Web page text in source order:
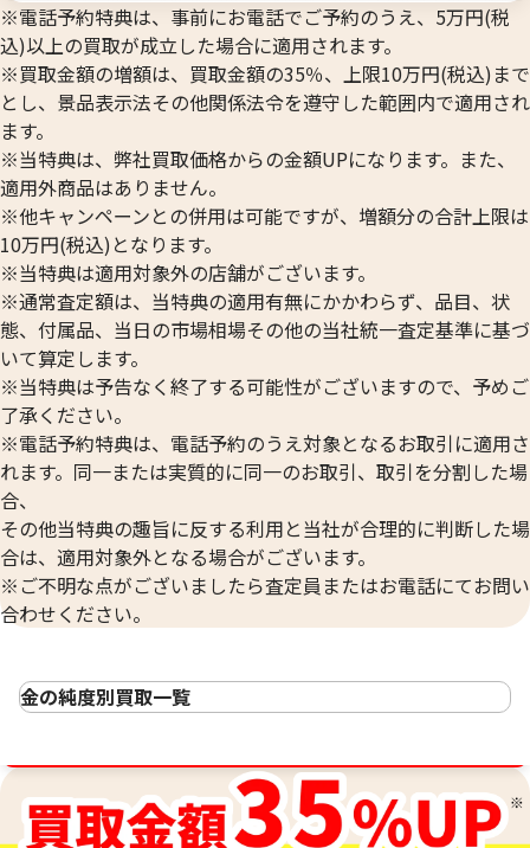
※電話予約特典は、事前にお電話でご予約のうえ、5万円(税
込)以上の買取が成立した場合に適用されます。
※買取金額の増額は、買取金額の35％、上限10万円(税込)まで
とし、景品表示法その他関係法令を遵守した範囲内で適用され
ます。
※当特典は、弊社買取価格からの金額UPになります。また、
適用外商品はありません。
※他キャンペーンとの併用は可能ですが、増額分の合計上限は
10万円(税込)となります。
※当特典は適用対象外の店舗がございます。
※通常査定額は、当特典の適用有無にかかわらず、品目、状
態、付属品、当日の市場相場その他の当社統一査定基準に基づ
いて算定します。
※当特典は予告なく終了する可能性がございますので、予めご
了承ください。
※電話予約特典は、電話予約のうえ対象となるお取引に適用さ
れます。同一または実質的に同一のお取引、取引を分割した場
合、
その他当特典の趣旨に反する利用と当社が合理的に判断した場
合は、適用対象外となる場合がございます。
※ご不明な点がございましたら査定員またはお電話にてお問い
合わせください。
金の純度別買取一覧
22金(K22)の買取
21.6金(K21.6)の買取